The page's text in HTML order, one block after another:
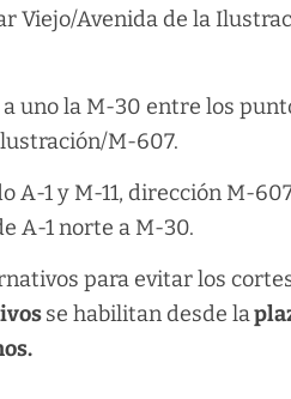
Viejo/Avenida de la
uno la M-30 entre los
M-607.
A-1 y M-11, dirección M-
A-1 norte a M-30.
para evitar los
se habilitan desde la